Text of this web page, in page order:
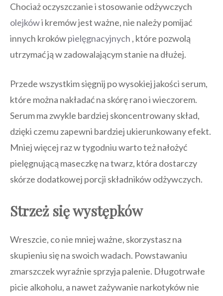
Chociaż oczyszczanie i stosowanie odżywczych
olejkówi kremów jest ważne, nie należy pomijać
innych krokówpielęgnacyjnych , które pozwolą
utrzymać ją w zadowalającym stanie na dłużej.
Przede wszystkim sięgnij po wysokiej jakości serum,
które można nakładać na skórę rano i wieczorem.
Serum ma zwykle bardziej skoncentrowany skład,
dzięki czemu zapewni bardziej ukierunkowany efekt.
Mniej więcej raz w tygodniu warto też nałożyć
pielęgnującą maseczkę na twarz, która dostarczy
skórze dodatkowej porcji składników odżywczych.
Strzeż się występków
Wreszcie, co nie mniej ważne, skorzystasz na
skupieniu się na swoich wadach. Powstawaniu
zmarszczek wyraźnie sprzyja palenie. Długotrwałe
picie alkoholu, a nawet zażywanie narkotyków nie